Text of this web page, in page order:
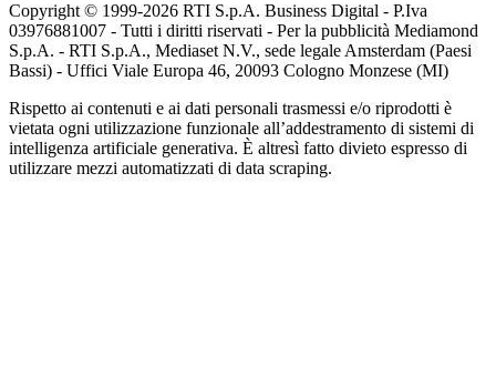
Copyright © 1999-2026 RTI S.p.A. Business Digital - P.Iva
03976881007 - Tutti i diritti riservati - Per la pubblicità Mediamond
S.p.A. - RTI S.p.A., Mediaset N.V., sede legale Amsterdam (Paesi
Bassi) - Uffici Viale Europa 46, 20093 Cologno Monzese (MI)
Rispetto ai contenuti e ai dati personali trasmessi e/o riprodotti è
vietata ogni utilizzazione funzionale all’addestramento di sistemi di
intelligenza artificiale generativa. È altresì fatto divieto espresso di
utilizzare mezzi automatizzati di data scraping.